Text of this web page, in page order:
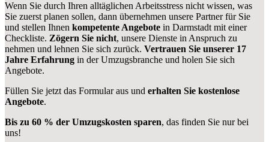
Wenn Sie durch Ihren alltäglichen Arbeitsstress nicht wissen, was
Sie zuerst planen sollen, dann übernehmen unsere Partner für Sie
und stellen Ihnen kompetente Angebote in Darmstadt mit einer
Checkliste. Zögern Sie nicht, unsere Dienste in Anspruch zu
nehmen und lehnen Sie sich zurück. Vertrauen Sie unserer 17
Jahre Erfahrung in der Umzugsbranche und holen Sie sich
Angebote.
Füllen Sie jetzt das Formular aus und erhalten Sie kostenlose
Angebote.
Bis zu 60 % der Umzugskosten sparen, das finden Sie nur bei
uns!